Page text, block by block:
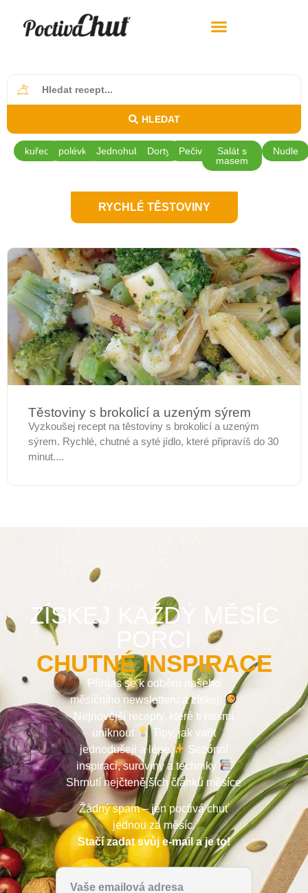
HLEDAT
kuřecí polévky JednohubkyDorty Pečivo
Salát s
masem
Nudle
RYCHLÉ TĚSTOVINY
Těstoviny s brokolicí a uzeným sýrem
Vyzkoušej recept na těstoviny s brokolicí a uzeným
sýrem. Rychlé, chutné a syté jídlo, které připravíš do 30
minut....
ZÍSKEJ KAŽDÝ MĚSÍC
CHUTNÉ INSPIRACE
Přihlas se k odběru našeho
měsíčního newsletteru a získej:
Nejnovější recepty, které ti nesmí
uniknout
Tipy, jak vařit
jednodušeji a lépe
Sezónní
inspiraci, suroviny a techniky
Shrnutí nejčtenějších článků měsíce
Žádný spam – jen poctivá chuť
jednou za měsíc.
Stačí zadat svůj e-mail a je to!